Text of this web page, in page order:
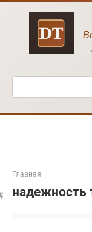
Перейти
Поиск:
Главная
надежность